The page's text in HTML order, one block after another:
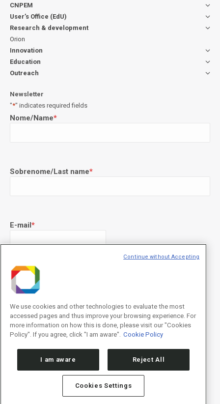
CNPEM
User’s Office (EdU)
Research & development
Orion
Innovation
Education
Outreach
Newsletter
"*" indicates required fields
Nome/Name*
Sobrenome/Last name*
E-mail*
Declaração de consentimento
Concordo com os termos de uso descritos na
Privacidade
Enviar/Send
We use cookies and other technologies to evaluate the most
accessed pages and thus improve your browsing experience. For
more information on how this is done, please visit our "Cookies
Policy". If you agree, click "I am aware". Cookie Policy
I am aware Reject All
Cookies Settings
Continue without Accepting